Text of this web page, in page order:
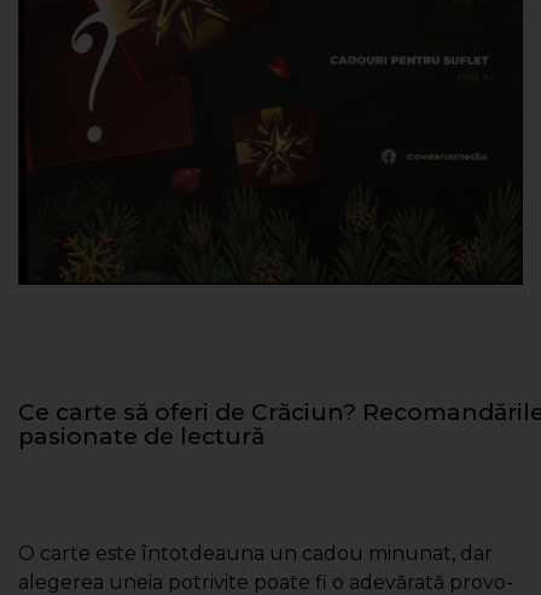
Ce carte să oferi de Crăciun?
pasionate de lectură
O carte este întotdeauna un cadou minunat, dar
alegerea uneia potrivite poate fi o adevărată provo­